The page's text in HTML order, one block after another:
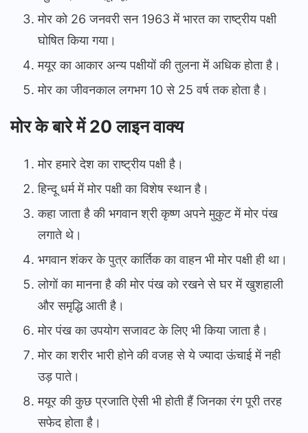
मोर को 26 जनवरी सन 1963 में भारत का राष्ट्रीय पक्षी
घोषित किया गया।
मयूर का आकार अन्य पक्षीयों की तुलना में अधिक होता है।
मोर का जीवनकाल लगभग 10 से 25 वर्ष तक होता है।
मोर के बारे में 20 लाइन वाक्य
मोर हमारे देश का राष्ट्रीय पक्षी है।
हिन्दू धर्म में मोर पक्षी का विशेष स्थान है।
कहा जाता है की भगवान श्री कृष्ण अपने मुकुट में मोर पंख
लगाते थे।
भगवान शंकर के पुत्र कार्तिक का वाहन भी मोर पक्षी ही था।
लोगों का मानना है की मोर पंख को रखने से घर में खुशहाली
और समृद्धि आती है।
मोर पंख का उपयोग सजावट के लिए भी किया जाता है।
मोर का शरीर भारी होने की वजह से ये ज्यादा ऊंचाई में नही
उड़ पाते।
मयूर की कुछ प्रजाति ऐसी भी होती हैं जिनका रंग पूरी तरह
सफेद होता है।